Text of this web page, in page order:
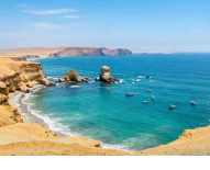
Saltar
al
contenido